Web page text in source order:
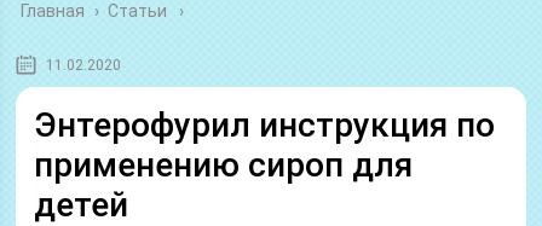
Главная › Статьи
11.02.2020
Энтерофурил инструкция по
применению сироп для
детей